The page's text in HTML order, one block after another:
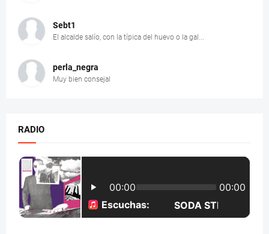
Sebt1
El alcalde salío, con la típica del huevo o la gal...
perla_negra
Muy bien consejal
RADIO